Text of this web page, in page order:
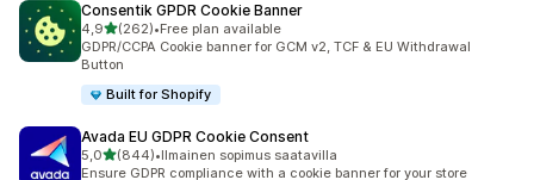
Consentik GPDR Cookie Banner
4,9/ 5 tähteä
(262)
262 arvostelua yhteensä
•Free plan available
GDPR/CCPA Cookie banner for GCM v2, TCF & EU Withdrawal
Button
Built for Shopify
Avada EU GDPR Cookie Consent
5,0/ 5 tähteä
(844)
844 arvostelua yhteensä
•Ilmainen sopimus saatavilla
Ensure GDPR compliance with a cookie banner for your store